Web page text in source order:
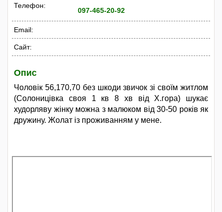
Телефон:
097-465-20-92
Email:
Сайт:
Опис
Чоловік 56,170,70 без шкоди звичок зі своїм житлом
(Солоницівка своя 1 кв 8 хв від Х.гора) шукає
худорляву жінку можна з малюком від 30-50 років як
дружину. Жолат із проживанням у мене.